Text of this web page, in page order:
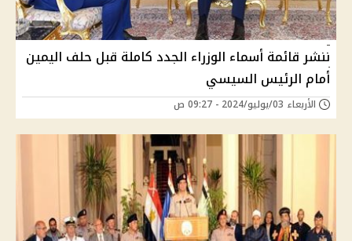
ننشر قائمة أسماء الوزراء الجدد كاملة قبل حلف اليمين
أمام الرئيس السيسي
الأربعاء 03/يوليو/2024 - 09:27 ص